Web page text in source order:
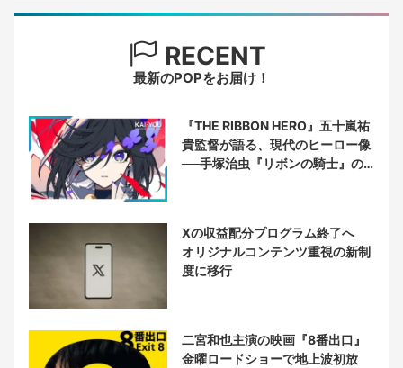
RECENT
最新のPOPをお届け！
『THE RIBBON HERO』五十嵐祐
貴監督が語る、現代のヒーロー像
──手塚治虫『リボンの騎士』の
Xの収益配分プログラム終了へ
オリジナルコンテンツ重視の新制
度に移行
二宮和也主演の映画『8番出口』
金曜ロードショーで地上波初放